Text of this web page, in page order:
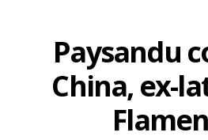
Paysandu
China, ex-